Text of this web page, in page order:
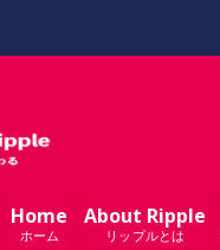
Home
ホーム
About Ripple
リップルとは